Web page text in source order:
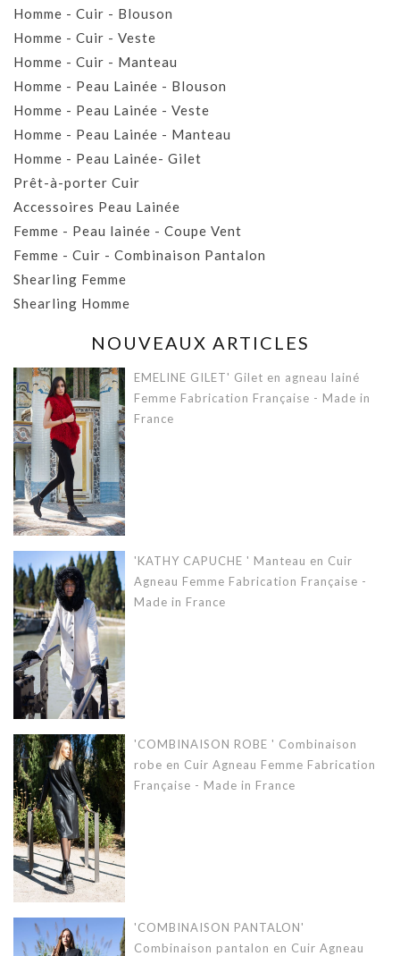
Homme - Cuir - Blouson
Homme - Cuir - Veste
Homme - Cuir - Manteau
Homme - Peau Lainée - Blouson
Homme - Peau Lainée - Veste
Homme - Peau Lainée - Manteau
Homme - Peau Lainée- Gilet
Prêt-à-porter Cuir
Accessoires Peau Lainée
Femme - Peau lainée - Coupe Vent
Femme - Cuir - Combinaison Pantalon
Shearling Femme
Shearling Homme
NOUVEAUX ARTICLES
EMELINE GILET' Gilet en agneau lainé
Femme Fabrication Française - Made in
France
'KATHY CAPUCHE ' Manteau en Cuir
Agneau Femme Fabrication Française -
Made in France
'COMBINAISON ROBE ' Combinaison
robe en Cuir Agneau Femme Fabrication
Française - Made in France
'COMBINAISON PANTALON'
Combinaison pantalon en Cuir Agneau